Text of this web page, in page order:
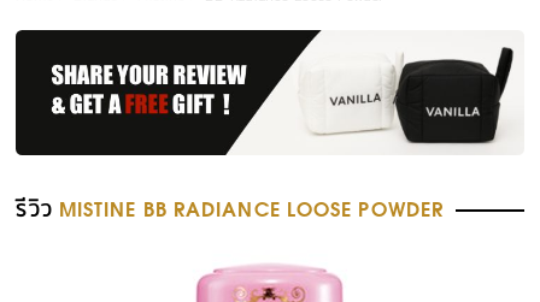
รีวิว MISTINE BB RADIANCE LOOSE POWDER